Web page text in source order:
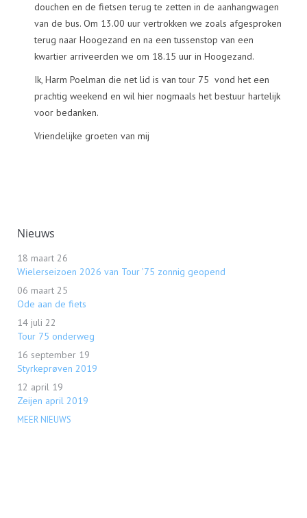
douchen en de fietsen terug te zetten in de aanhangwagen
van de bus. Om 13.00 uur vertrokken we zoals afgesproken
terug naar Hoogezand en na een tussenstop van een
kwartier arriveerden we om 18.15 uur in Hoogezand.
Ik, Harm Poelman die net lid is van tour 75 vond het een
prachtig weekend en wil hier nogmaals het bestuur hartelijk
voor bedanken.
Vriendelijke groeten van mij
Nieuws
18 maart 26
Wielerseizoen 2026 van Tour ’75 zonnig geopend
06 maart 25
Ode aan de fiets
14 juli 22
Tour 75 onderweg
16 september 19
Styrkeprøven 2019
12 april 19
Zeijen april 2019
MEER NIEUWS